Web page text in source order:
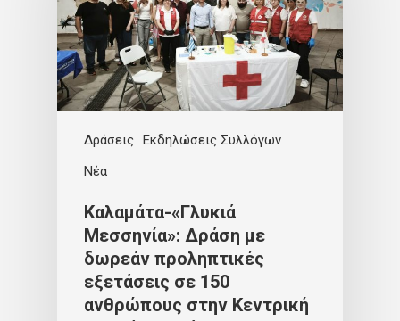
Δράσεις
Εκδηλώσεις Συλλόγων
Νέα
Καλαμάτα-«Γλυκιά
Μεσσηνία»: Δράση με
δωρεάν προληπτικές
εξετάσεις σε 150
ανθρώπους στην Κεντρική